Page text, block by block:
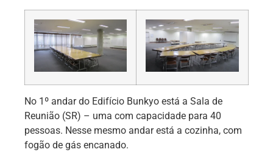
No 1º andar do Edifício Bunkyo está a Sala de
Reunião (SR) – uma com capacidade para 40
pessoas. Nesse mesmo andar está a cozinha, com
fogão de gás encanado.